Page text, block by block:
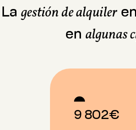
La gestión de alquiler
en algunas
9 802€